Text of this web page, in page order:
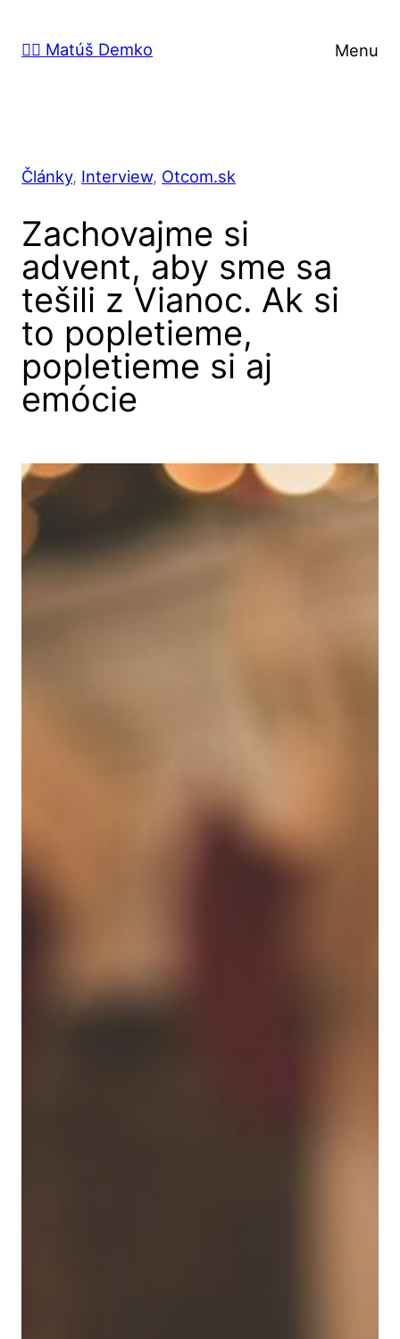
na🙋‍♂️ Matúš Demko Menu
Články, Interview, Otcom.sk
Zachovajme si
advent, aby sme sa
tešili z Vianoc. Ak si
to popletieme,
popletieme si aj
emócie